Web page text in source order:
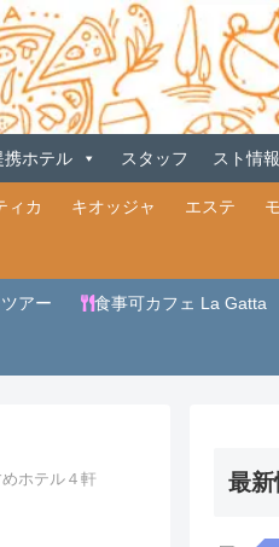
携ホテル スタッフ スト情報
ィカ キオッジャ エステ
アー 食事可カフェ La Gatta
ホテル４軒 最新